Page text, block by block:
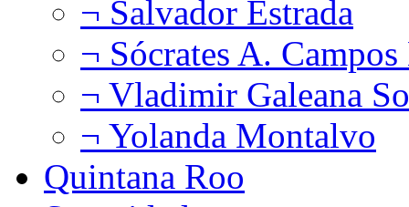
¬ Salvador Estrada
¬ Sócrates A.
¬ Vladimir Galeana
¬ Yolanda Montalvo
Quintana Roo